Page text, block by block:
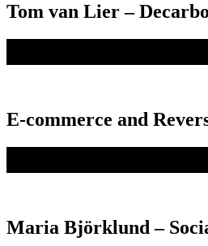
Tom van Lier –
E-commerce and
Maria Björklund –